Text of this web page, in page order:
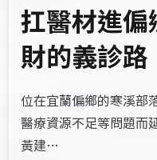
扛醫材進
財的義診路
位在宜蘭偏鄉的寒溪部
醫療資源不足等問題而
黃建…